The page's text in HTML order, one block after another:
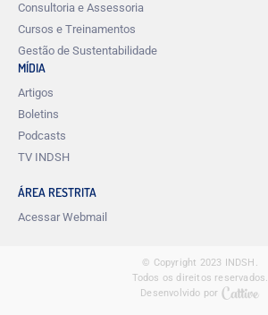
Consultoria e Assessoria
Cursos e Treinamentos
Gestão de Sustentabilidade
MÍDIA
Artigos
Boletins
Podcasts
TV INDSH
ÁREA RESTRITA
Acessar Webmail
© Copyright 2023 INDSH.
Todos os direitos reservados.
Desenvolvido por